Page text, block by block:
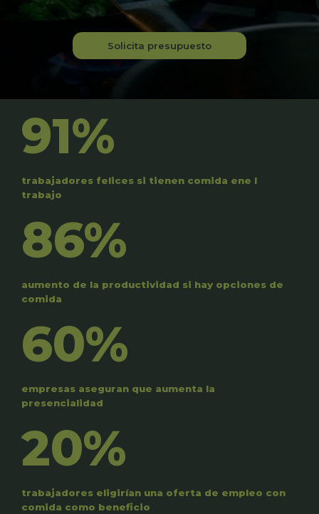
Solicita presupuesto
91%
trabajadores felices si tienen comida ene l
trabajo
86%
aumento de la productividad si hay opciones de
comida
60%
empresas aseguran que aumenta la
presencialidad
20%
trabajadores eligirían una oferta de empleo con
comida como beneficio